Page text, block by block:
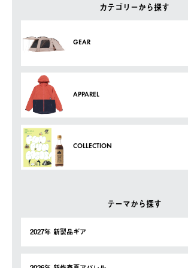
カテゴリーから探す
GEAR
APPAREL
COLLECTION
テーマから探す
2027年 新製品ギア